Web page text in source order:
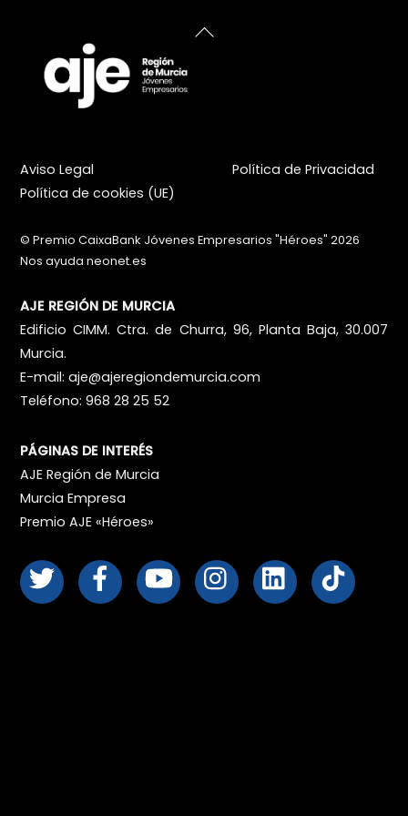
Back
Aviso Legal
Política de Privacidad
Política de cookies (UE)
©Premio CaixaBank Jóvenes Empresarios "Héroes" 2026
Nos ayudaneonet.es
AJE REGIÓN DE MURCIA
Edificio CIMM. Ctra. de Churra, 96, Planta Baja, 30.007
Murcia.
E-mail:aje@ajeregiondemurcia.com
Teléfono: 968 28 25 52
PÁGINAS DE INTERÉS
AJE Región de Murcia
Murcia Empresa
Premio AJE «Héroes»